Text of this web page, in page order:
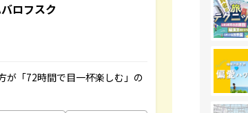
ロフスク
が「72時間で目一杯楽しむ」の